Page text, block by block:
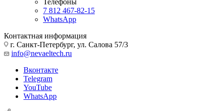
Телефоны
7 812 467-82-15
WhatsApp
Контактная информация
г. Санкт-Петербург, ул. Салова 57/3
info@nevaeltech.ru
Вконтакте
Telegram
YouTube
WhatsApp